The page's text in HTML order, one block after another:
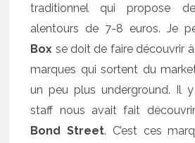
traditionnel qui propose
alentours de 7-8 euros. Je
Box se doit de faire découvrir
marques qui sortent du
un peu plus underground. Il
staff nous avait fait découvrir
Bond Street. C’est ces